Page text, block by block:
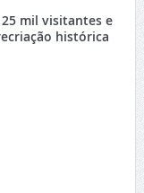
mil visitantes e
histórica